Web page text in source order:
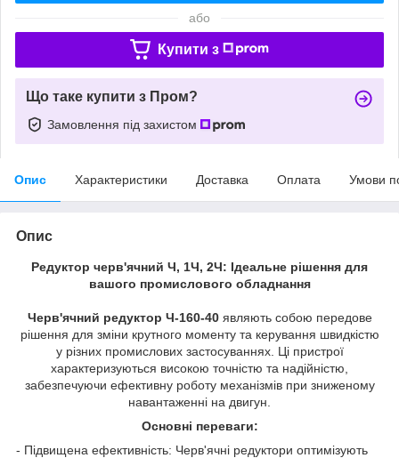
або
Купити з
Що таке купити з Пром?
Замовлення під захистом
Опис Характеристики Доставка Оплата Умови
Опис
Редуктор черв'ячний Ч, 1Ч, 2Ч: Ідеальне рішення для
вашого промислового обладнання
Черв'ячний редуктор Ч-160-40являють собою передове
рішення для зміни крутного моменту та керування швидкістю
у різних промислових застосуваннях. Ці пристрої
характеризуються високою точністю та надійністю,
забезпечуючи ефективну роботу механізмів при зниженому
навантаженні на двигун.
Основні переваги:
- Підвищена ефективність: Черв'ячні редуктори оптимізують